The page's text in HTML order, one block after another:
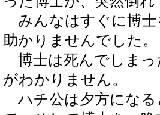
みんなはすぐに博士
助かりませんでした。
博士は死んでしまっ
がわかりません。
ハチ公は夕方になる